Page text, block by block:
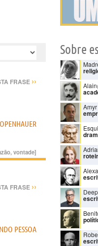
FRASE ››
,vontade]
FRASE ››
PESSOA
Sobre
Alain